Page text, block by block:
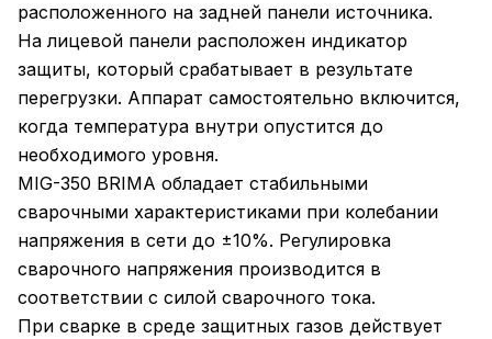
расположенного на задней панели источника.
На лицевой панели расположен индикатор
защиты, который срабатывает в результате
перегрузки. Аппарат самостоятельно включится,
когда температура внутри опустится до
необходимого уровня.
MIG-350 BRIMA обладает стабильными
сварочными характеристиками при колебании
напряжения в сети до ±10%. Регулировка
сварочного напряжения производится в
соответствии с силой сварочного тока.
При сварке в среде защитных газов действует